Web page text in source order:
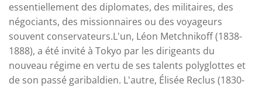
essentiellement des diplomates, des militaires, des
négociants, des missionnaires ou des voyageurs
souvent conservateurs.L'un, Léon Metchnikoff (1838-
1888), a été invité à Tokyo par les dirigeants du
nouveau régime en vertu de ses talents polyglottes et
de son passé garibaldien. L'autre, Élisée Reclus (1830-